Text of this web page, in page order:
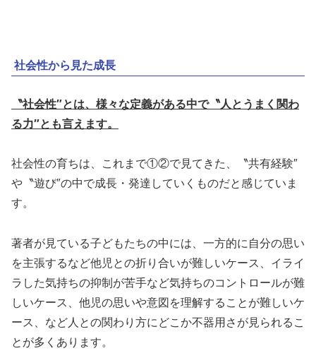
社会性から見た成長
〝社会性″とは、様々な定義がある中で〝人とうまく関わ
る力″とも言えます。
社会性の育ちは、これまで①②で見てきた、〝共有経験″
や〝遊び″の中で成長・発達していくものだと感じていま
す。
著者が見ている子どもたちの中には、一方的に自分の思い
を主張するなど他児との折り合いが難しいケース、イライ
ラした気持ちの抑制が苦手など気持ちのコントロールが難
しいケース、他児の思いや意図を理解することが難しいケ
ース、など人との関わり方にどこか不器用さが見られるこ
とが多くあります。